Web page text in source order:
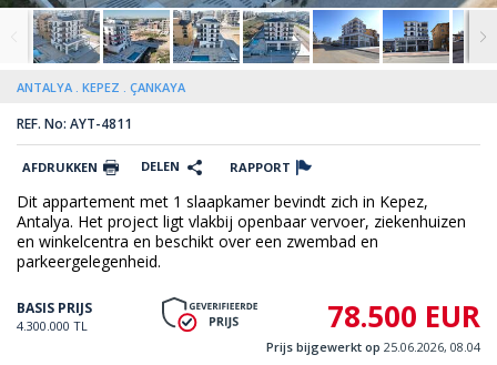
ANTALYA KEPEZ ÇANKAYA
REF. No: AYT-4811
AFDRUKKEN DELEN RAPPORT
Dit appartement met 1 slaapkamer bevindt zich in Kepez,
Antalya. Het project ligt vlakbij openbaar vervoer, ziekenhuizen
en winkelcentra en beschikt over een zwembad en
parkeergelegenheid.
BASIS PRIJS
4.300.000 TL 78.500 EUR
Prijs bijgewerkt op 25.06.2026, 08.04